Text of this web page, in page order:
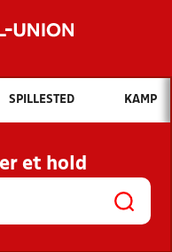
Hvad vil du søge efter?
OG NYHEDER
KLUBBER OG
SPILLESTED KAMP
et hold